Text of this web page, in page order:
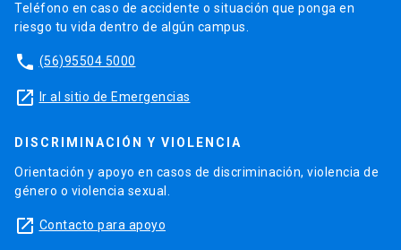
Teléfono en caso de accidente o situación que ponga en
riesgo tu vida dentro de algún campus.
phone (56)95504 5000
launch Ir al sitio de Emergencias
DISCRIMINACIÓN Y VIOLENCIA
Orientación y apoyo en casos de discriminación, violencia de
género o violencia sexual.
launch Contacto para apoyo